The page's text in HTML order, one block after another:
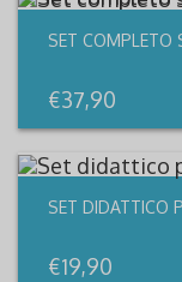
SET COMPLETO
€37,90
SET DIDATTICO
€19,90